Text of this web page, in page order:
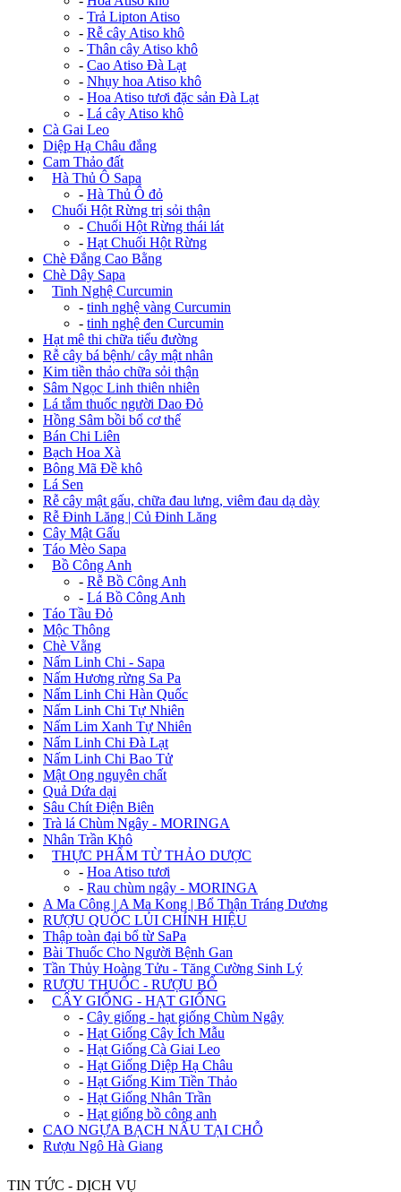
- Trả Lipton Atiso
- Rễ cây Atiso khô
- Thân cây Atiso khô
- Cao Atiso Đà Lạt
- Nhụy hoa Atiso khô
- Hoa Atiso tươi đặc sản Đà Lạt
- Lá cây Atiso khô
Cà Gai Leo
Diệp Hạ Châu đắng
Cam Thảo đất
Hà Thủ Ô Sapa
- Hà Thủ Ô đỏ
Chuối Hột Rừng trị sỏi thận
- Chuối Hột Rừng thái lát
- Hạt Chuối Hột Rừng
Chè Đắng Cao Bằng
Chè Dây Sapa
Tinh Nghệ Curcumin
- tinh nghệ vàng Curcumin
- tinh nghệ đen Curcumin
Hạt mê thi chữa tiểu đường
Rễ cây bá bệnh/ cây mật nhân
Kim tiền thảo chữa sỏi thận
Sâm Ngọc Linh thiên nhiên
Lá tắm thuốc người Dao Đỏ
Hồng Sâm bồi bổ cơ thể
Bán Chi Liên
Bạch Hoa Xà
Bông Mã Đề khô
Lá Sen
Rễ cây mật gấu, chữa đau lưng, viêm đau dạ dày
Rễ Đinh Lăng | Củ Đinh Lăng
Cây Mật Gấu
Táo Mèo Sapa
Bồ Công Anh
- Rễ Bồ Công Anh
- Lá Bồ Công Anh
Táo Tầu Đỏ
Mộc Thông
Chè Vằng
Nấm Linh Chi - Sapa
Nấm Hương rừng Sa Pa
Nấm Linh Chi Hàn Quốc
Nấm Linh Chi Tự Nhiên
Nấm Lim Xanh Tự Nhiên
Nấm Linh Chi Đà Lạt
Nấm Linh Chi Bao Tử
Mật Ong nguyên chất
Quả Dứa dại
Sâu Chít Điện Biên
Trà lá Chùm Ngây - MORINGA
Nhân Trần Khô
THỰC PHẨM TỪ THẢO DƯỢC
- Hoa Atiso tươi
- Rau chùm ngây - MORINGA
A Ma Công | A Ma Kong | Bổ Thận Tráng Dương
RƯỢU QUỐC LỦI CHÍNH HIỆU
Thập toàn đại bổ từ SaPa
Bài Thuốc Cho Người Bệnh Gan
Tần Thủy Hoàng Tửu - Tăng Cường Sinh Lý
RƯỢU THUỐC - RƯỢU BỔ
CÂY GIỐNG - HẠT GIỐNG
- Cây giống - hạt giống Chùm Ngây
- Hạt Giống Cây Ích Mẫu
- Hạt Giống Cà Giai Leo
- Hạt Giống Diệp Hạ Châu
- Hạt Giống Kim Tiền Thảo
- Hạt Giống Nhân Trần
- Hạt giống bồ công anh
CAO NGỰA BẠCH NẤU TẠI CHỖ
Rượu Ngô Hà Giang
TIN TỨC - DỊCH VỤ